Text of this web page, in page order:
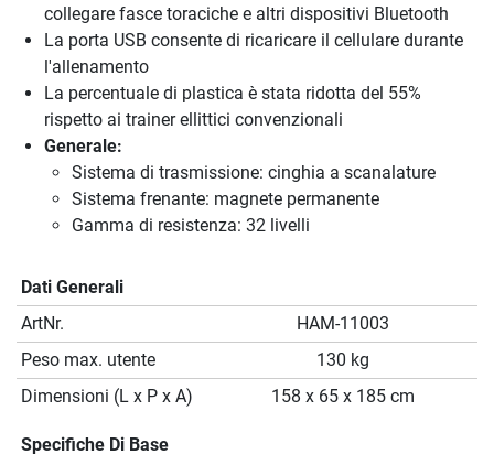
collegare fasce toraciche e altri dispositivi Bluetooth
La porta USB consente di ricaricare il cellulare durante
l'allenamento
La percentuale di plastica è stata ridotta del 55%
rispetto ai trainer ellittici convenzionali
Generale:
Sistema di trasmissione: cinghia a scanalature
Sistema frenante: magnete permanente
Gamma di resistenza: 32 livelli
Dati Generali
ArtNr.
HAM-11003
Peso max. utente
130 kg
Dimensioni (L x P x A)
158 x 65 x 185 cm
Specifiche Di Base